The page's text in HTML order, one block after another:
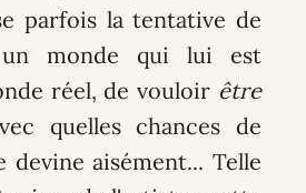
parfois la tentative de
un monde qui lui est
réel, de vouloir être
quelles chances de
devine aisément... Telle